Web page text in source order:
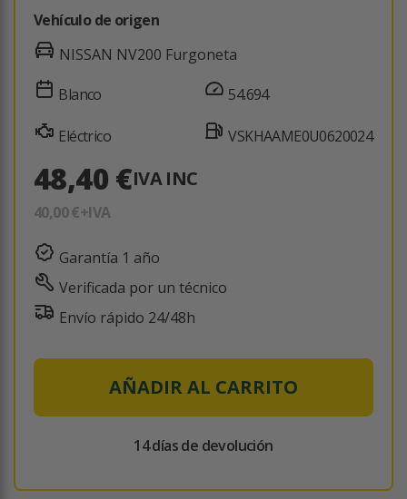
Vehículo de origen
NISSAN NV200 Furgoneta
Blanco
Eléctrico
54.694
VSKHAAME0U0620024
48,40 €IVA INC
40,00 €+IVA
Garantía 1 año
Verificada por un técnico
Envío rápido 24/48h
AÑADIR AL CARRITO
14 días de devolución